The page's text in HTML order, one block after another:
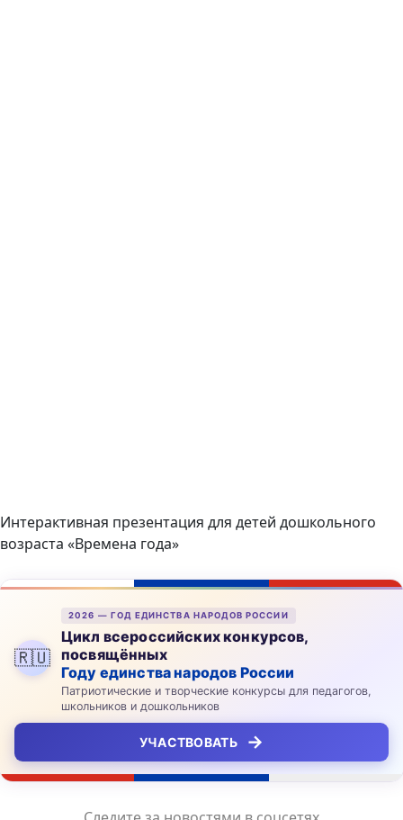
Интерактивная презентация для детей дошкольного
возраста «Времена года»
🇷🇺
2026 — ГОД ЕДИНСТВА НАРОДОВ РОССИИ
Цикл всероссийских конкурсов,
посвящённых
Году единства народов России
Патриотические и творческие конкурсы для педагогов,
школьников и дошкольников
УЧАСТВОВАТЬ →